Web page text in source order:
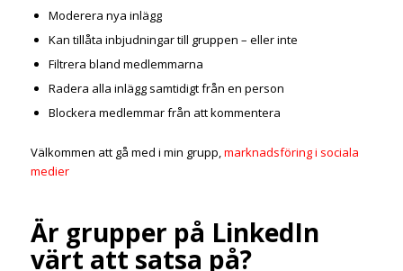
Moderera nya inlägg
Kan tillåta inbjudningar till gruppen – eller inte
Filtrera bland medlemmarna
Radera alla inlägg samtidigt från en person
Blockera medlemmar från att kommentera
Välkommen att gå med i min grupp,marknadsföring i sociala
medier
Är grupper på LinkedIn
värt att satsa på?